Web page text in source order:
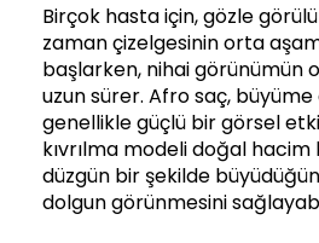
Birçok hasta için, gözle
zaman çizelgesinin orta
başlarken, nihai görünümün
uzun sürer. Afro saç,
genellikle güçlü bir görsel
kıvrılma modeli doğal
düzgün bir şekilde
dolgun görünmesini